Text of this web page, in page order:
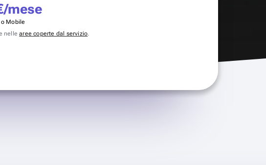
mese
Mobile
nellearee coperte dal servizio.